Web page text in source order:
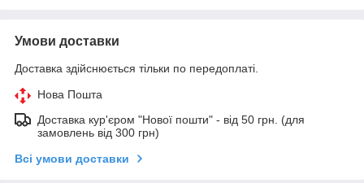
Умови доставки
Доставка здійснюється тільки по передоплаті.
Нова Пошта
Доставка кур'єром "Нової пошти" - від 50 грн. (для
замовлень від 300 грн)
Всі умови доставки